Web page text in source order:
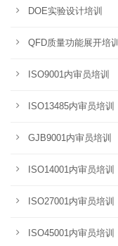
DOE实验设计培训
QFD质量功能展开培训
ISO9001内审员培训
ISO13485内审员培训
GJB9001内审员培训
ISO14001内审员培训
ISO27001内审员培训
ISO45001内审员培训